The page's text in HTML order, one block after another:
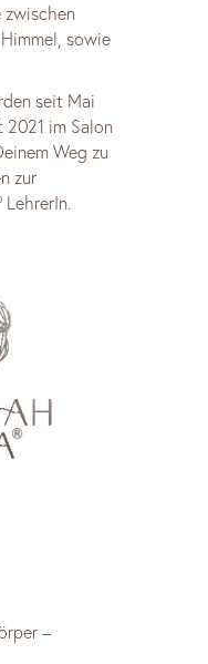
zwischen
sowie
seit Mai
im Salon
Weg zu
zur
–